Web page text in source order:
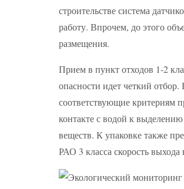
строительстве система
работу. Впрочем, до этого
размещения.
Прием в пункт отходов 1-2
опасности идет четкий
соответствующие критериям
контакте с водой к
веществ. К упаковке также
РАО 3 класса скорость